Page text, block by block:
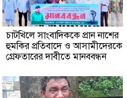
চাটখিলে সাংবাদিককে প্রান নাশের
হুমকির প্রতিবাদে ও আসামীদেরকে
গ্রেফতারের দাবীতে মানববন্ধন